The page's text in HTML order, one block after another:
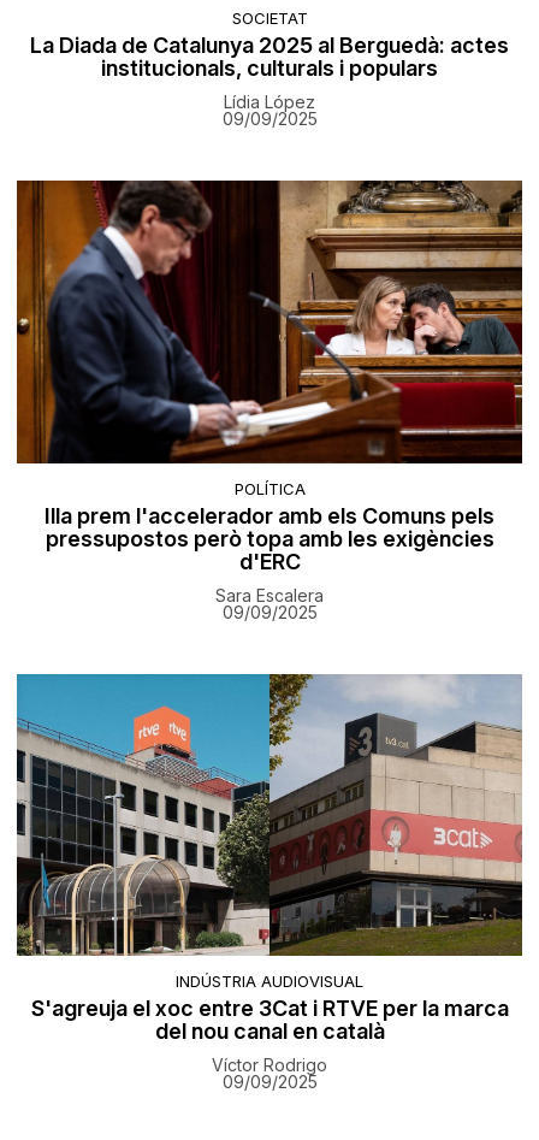
SOCIETAT
La Diada de Catalunya 2025 al Berguedà: actes
institucionals, culturals i populars
Lídia López
09/09/2025
POLÍTICA
Illa prem l'accelerador amb els Comuns pels
pressupostos però topa amb les exigències
d'ERC
Sara Escalera
09/09/2025
INDÚSTRIA AUDIOVISUAL
S'agreuja el xoc entre 3Cat i RTVE per la marca
del nou canal en català
Víctor Rodrigo
09/09/2025